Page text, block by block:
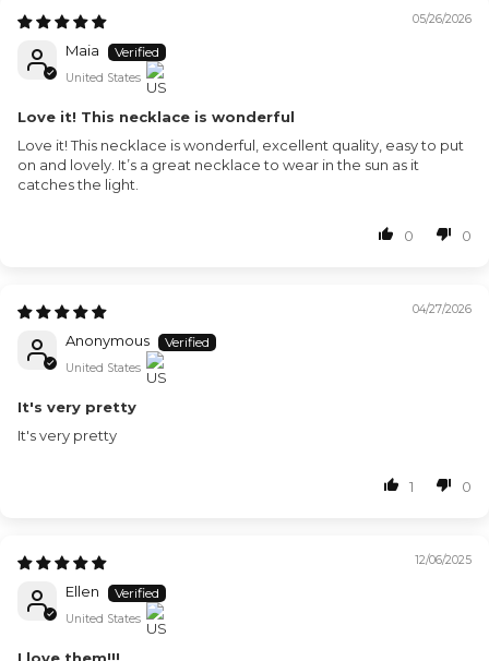
05/26/2026
Maia
United States
Love it! This necklace is wonderful
Love it! This necklace is wonderful, excellent quality, easy to put
on and lovely. It’s a great necklace to wear in the sun as it
catches the light.
0 0
04/27/2026
Anonymous
United States
It's very pretty
It's very pretty
1 0
12/06/2025
Ellen
United States